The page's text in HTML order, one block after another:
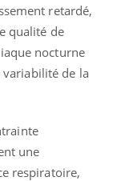
retardé,
qualité de
nocturne
de la
une
respiratoire,